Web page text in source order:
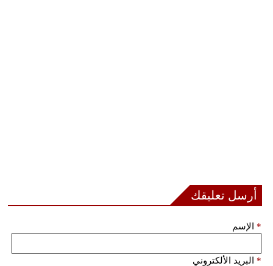
أرسل تعليقك
الإسم *
البريد الألكتروني *